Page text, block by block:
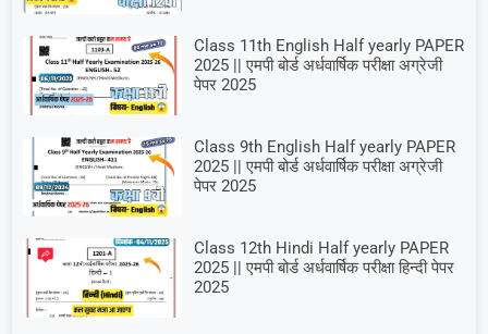
Class 11th English Half yearly PAPER
2025 || एमपी बोर्ड अर्धवार्षिक परीक्षा अग्रेजी
पेपर 2025
Class 9th English Half yearly PAPER
2025 || एमपी बोर्ड अर्धवार्षिक परीक्षा अग्रेजी
पेपर 2025
Class 12th Hindi Half yearly PAPER
2025 || एमपी बोर्ड अर्धवार्षिक परीक्षा हिन्दी पेपर
2025